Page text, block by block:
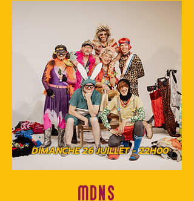
DIMANCHE 26 JUILLET - 22H00
MDNS